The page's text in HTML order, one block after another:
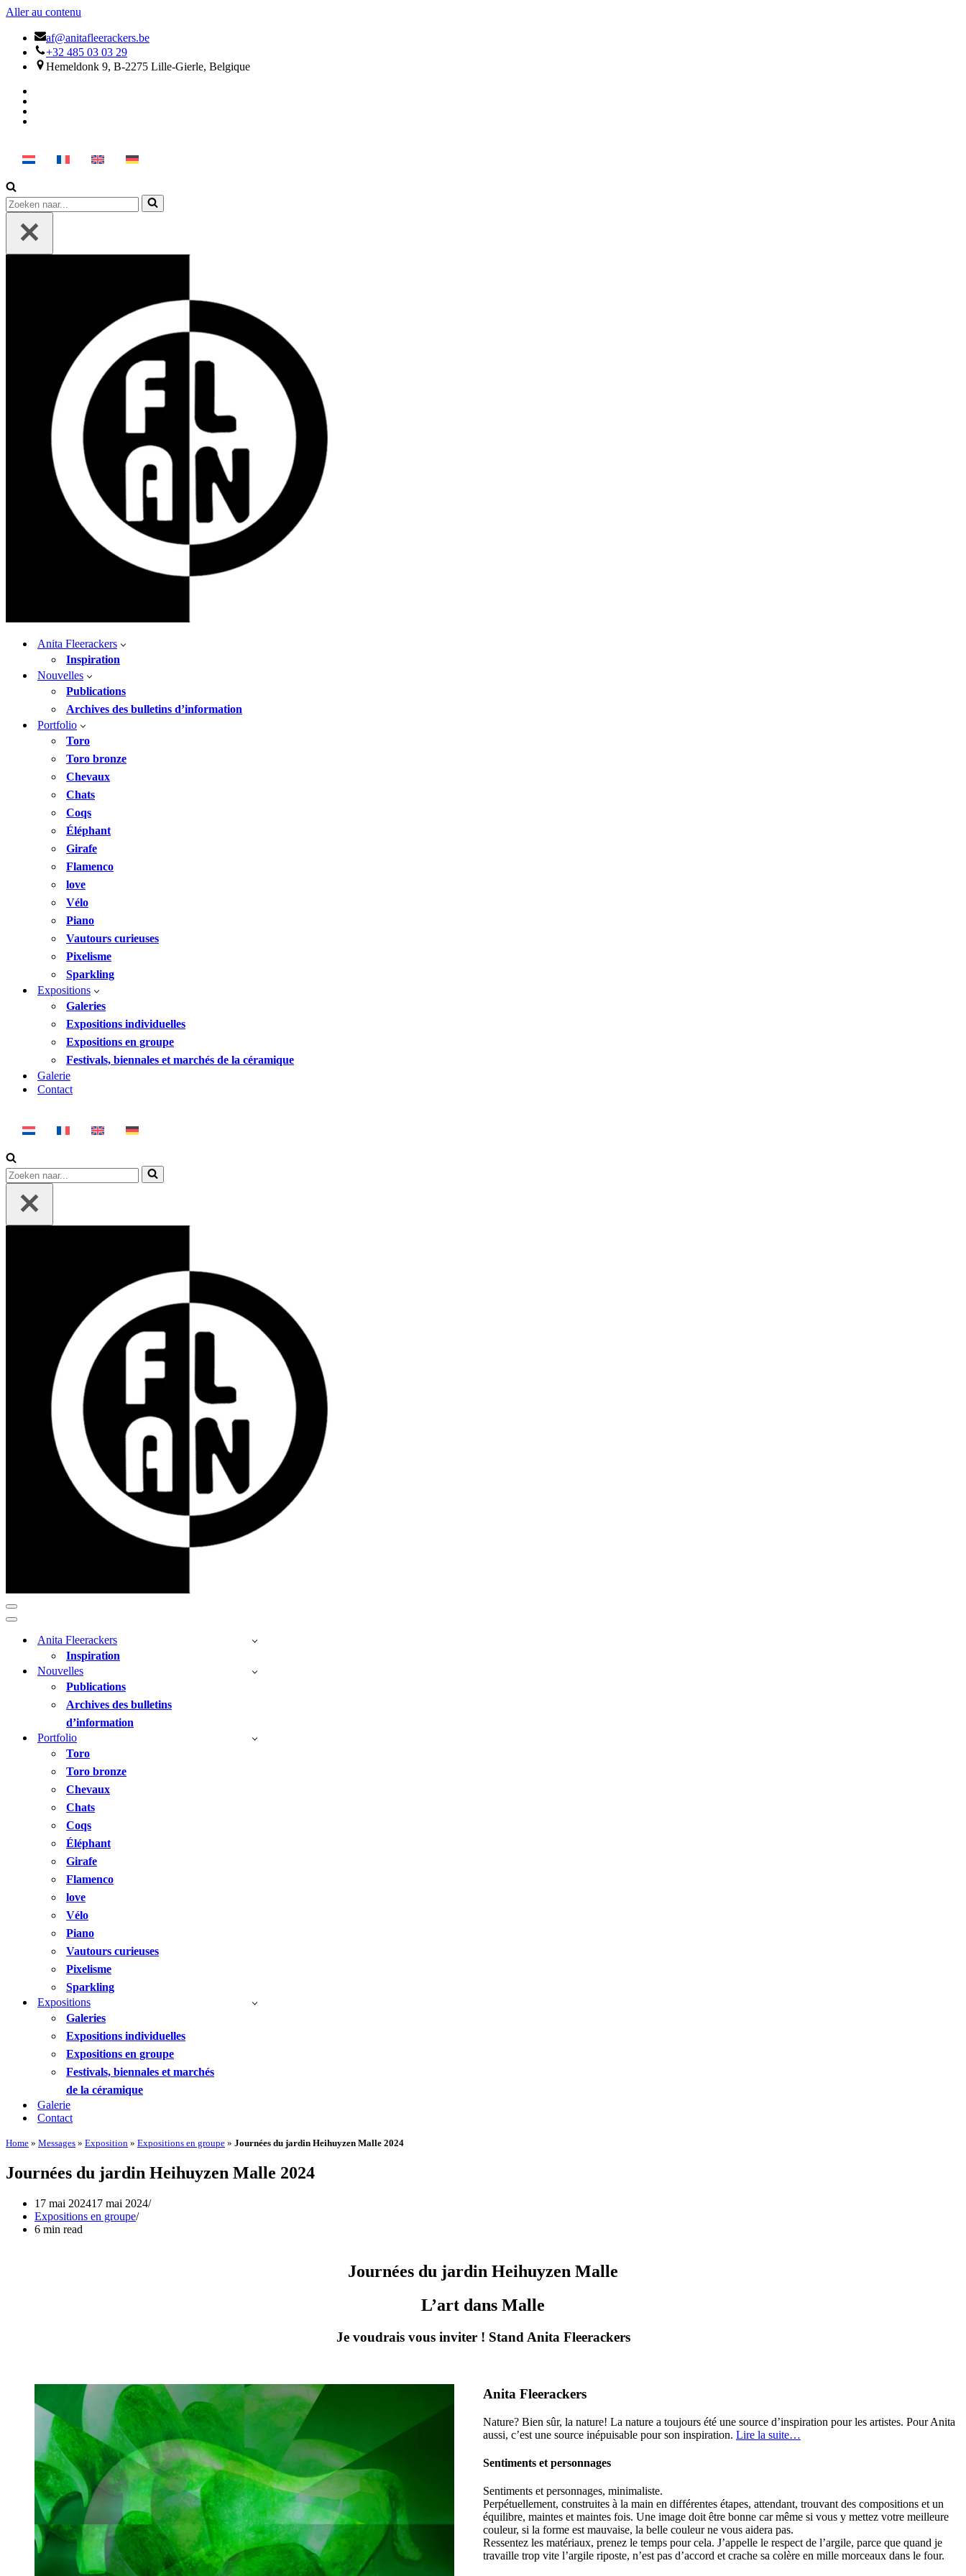
Aller au contenu
af@anitafleerackers.be
+32 485 03 03 29
Hemeldonk 9, B-2275 Lille-Gierle, Belgique
Rechercher...
Anita Fleerackers
Inspiration
Nouvelles
Publications
Archives des bulletins d’information
Portfolio
Toro
Toro bronze
Chevaux
Chats
Coqs
Éléphant
Girafe
Flamenco
love
Vélo
Piano
Vautours curieuses
Pixelisme
Sparkling
Expositions
Galeries
Expositions individuelles
Expositions en groupe
Festivals, biennales et marchés de la céramique
Galerie
Contact
Rechercher...
Menu
de
Menu
navigationAnita Fleerackers
Inspiration
Nouvelles
Publications
Archives des bulletins
d’information
Portfolio
Toro
Toro bronze
Chevaux
Chats
Coqs
Éléphant
Girafe
Flamenco
love
Vélo
Piano
Vautours curieuses
Pixelisme
Sparkling
Expositions
Galeries
Expositions individuelles
Expositions en groupe
Festivals, biennales et marchés
de la céramique
Galerie
Contact
Home » Messages » Exposition » Expositions en groupe » Journées du jardin Heihuyzen Malle 2024
Journées du jardin Heihuyzen Malle 2024
17 mai 202417 mai 2024
Expositions en groupe
6 min read
Journées du jardin Heihuyzen Malle
L’art dans Malle
Je voudrais vous inviter ! Stand Anita Fleerackers
Anita Fleerackers
Nature? Bien sûr, la nature! La nature a toujours été une source d’inspiration pour les artistes. Pour Anita
aussi, c’est une source inépuisable pour son inspiration. Lire la suite…
Sentiments et personnages
Sentiments et personnages, minimaliste.
Perpétuellement, construites à la main en différentes étapes, attendant, trouvant des compositions et un
équilibre, maintes et maintes fois. Une image doit être bonne car même si vous y mettez votre meilleure
couleur, si la forme est mauvaise, la belle couleur ne vous aidera pas.
Ressentez les matériaux, prenez le temps pour cela. J’appelle le respect de l’argile, parce que quand je
travaille trop vite l’argile riposte, n’est pas d’accord et crache sa colère en mille morceaux dans le four.